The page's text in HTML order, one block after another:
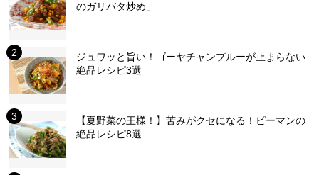
のガリバタ炒め」
ジュワッと旨い！ゴーヤチャンプルーが止まらない
絶品レシピ3選
【夏野菜の王様！】苦みがクセになる！ピーマンの
絶品レシピ8選